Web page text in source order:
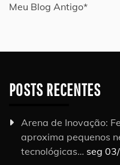
Meu Blog Antigo*
POSTS RECENTES
Arena de Inovação:
aproxima pequenos
tecnológicas… seg